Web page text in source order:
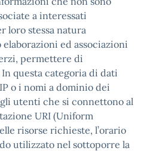
a interessati
loro stessa natura
ed associazioni
permettere di
questa categoria di dati
o i nomi a dominio dei
utenti che si connettono al
URI (Uniform
risorse richieste, l’orario
utilizzato nel sottoporre la